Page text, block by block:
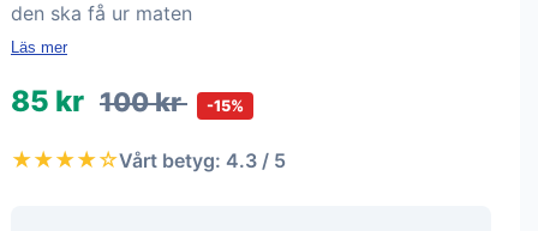
den ska få ur maten
Läs mer
85 kr 100 kr -15%
★★★★☆Vårt betyg: 4.3 / 5